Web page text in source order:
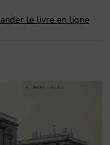
le livre en ligne